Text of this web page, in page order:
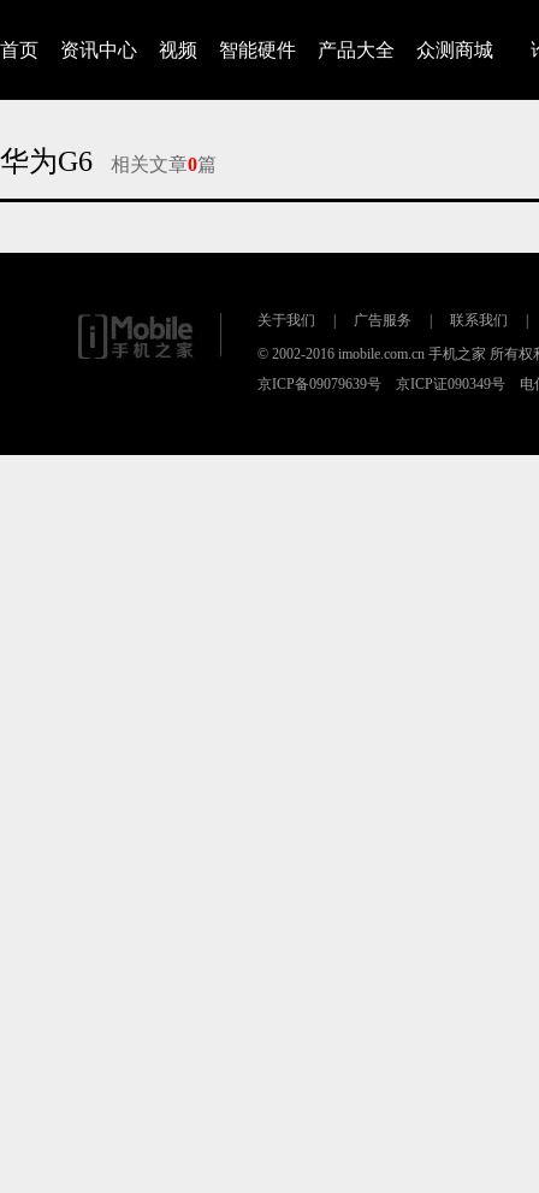
首页 资讯中心 视频 智能硬件 产品大全 众测商城
华为G6 相关文章0篇
关于我们 广告服务 联系我们
© 2002-2016 imobile.com.cn 手机之家 所有权
京ICP备09079639号 京ICP证090349号 电